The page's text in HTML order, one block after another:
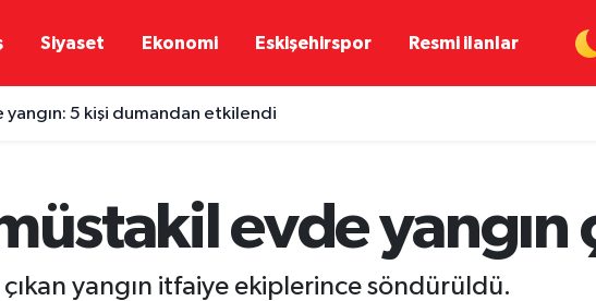
Siyaset Ekonomi Eskişehirspor Resmi ilanlar
yangın: 5 kişi dumandan etkilendi
evde yangın
yangın itfaiye ekiplerince söndürüldü.